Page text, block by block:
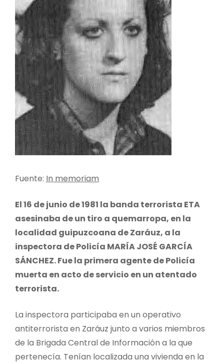
Fuente: In memoriam
El 16 de junio de 1981 la banda terrorista ETA
asesinaba de un tiro a quemarropa, en la
localidad guipuzcoana de Zaráuz, a la
inspectora de Policía MARÍA JOSÉ GARCÍA
SÁNCHEZ. Fue la primera agente de Policía
muerta en acto de servicio en un atentado
terrorista.
La inspectora participaba en un operativo
antiterrorista en Zaráuz junto a varios miembros
de la Brigada Central de Información a la que
pertenecía. Tenían localizada una vivienda en la